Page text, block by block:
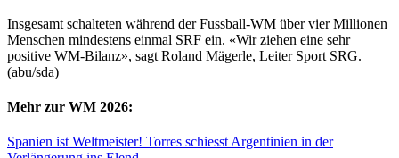
Insgesamt schalteten während der Fussball-WM über vier Millionen
Menschen mindestens einmal SRF ein. «Wir ziehen eine sehr
positive WM-Bilanz», sagt Roland Mägerle, Leiter Sport SRG.
(abu/sda)
Mehr zur WM 2026:
Spanien ist Weltmeister! Torres schiesst Argentinien in der